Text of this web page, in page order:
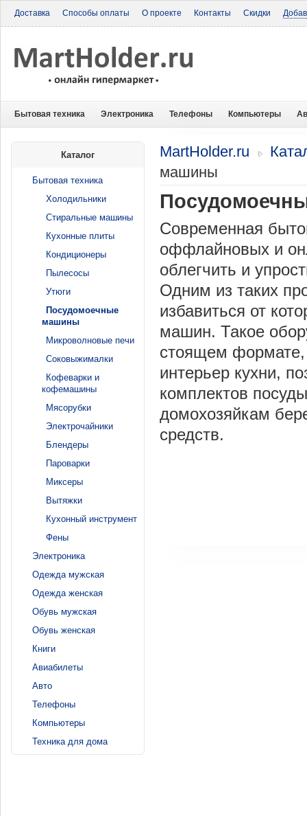
Доставка Способы оплаты О проекте Контакты Скидки
Бытовая техника Электроника Телефоны Компьютеры
MartHolder.ru
машины
Современная
оффлайновых и
облегчить и
Одним из таких
избавиться от
машин. Такое
стоящем формате,
интерьер кухни,
комплектов
домохозяйкам
средств.
Каталог
Бытовая техника
Холодильники
Стиральные машины
Кухонные плиты
Кондиционеры
Пылесосы
Утюги
Посудомоечные
машины
Микроволновые печи
Соковыжималки
Кофеварки и
кофемашины
Мясорубки
Электрочайники
Блендеры
Пароварки
Миксеры
Вытяжки
Кухонный инструмент
Фены
Электроника
Одежда мужская
Одежда женская
Обувь мужская
Обувь женская
Книги
Авиабилеты
Авто
Телефоны
Компьютеры
Техника для дома